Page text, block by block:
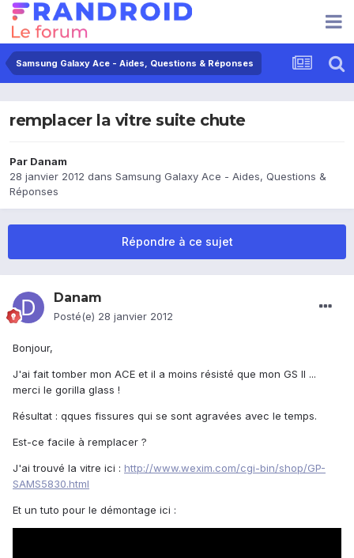
Samsung Galaxy Ace - Aides, Questions & Réponses
remplacer la vitre suite chute
Par Danam
28 janvier 2012 dans Samsung Galaxy Ace - Aides, Questions &
Réponses
Répondre à ce sujet
Danam
Posté(e) 28 janvier 2012
Bonjour,
J'ai fait tomber mon ACE et il a moins résisté que mon GS II ...
merci le gorilla glass !
Résultat : qques fissures qui se sont agravées avec le temps.
Est-ce facile à remplacer ?
J'ai trouvé la vitre ici : http://www.wexim.com/cgi-bin/shop/GP-
SAMS5830.html
Et un tuto pour le démontage ici :